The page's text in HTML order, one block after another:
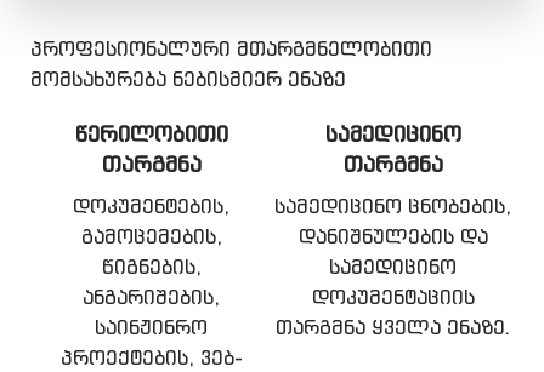
პროფესიონალური მთარგმნელობითი
მომსახურება ნებისმიერ ენაზე
ᲬᲔᲠᲘᲚᲝᲑᲘᲗᲘ
ᲗᲐᲠᲒᲛᲜᲐ
დოკუმენტების,
გამოცემების,
წიგნების,
ანგარიშების,
საინჟინრო
პროექტების, ვებ-
ᲡᲐᲛᲔᲓᲘᲪᲘᲜᲝ
ᲗᲐᲠᲒᲛᲜᲐ
სამედიცინო ცნობების,
დანიშნულების და
სამედიცინო
დოკუმენტაციის
თარგმნა ყველა ენაზე.